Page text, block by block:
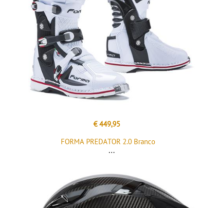
€ 449,95
FORMA PREDATOR 2.0 Branco